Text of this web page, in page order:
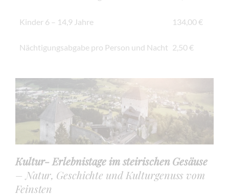
Kinder 6 – 14,9 Jahre 134,00 €
Nächtigungsabgabe pro Person und Nacht 2,50 €
Kultur- Erlebnistage im steirischen Gesäuse
– Natur, Geschichte und Kulturgenuss vom
Feinsten